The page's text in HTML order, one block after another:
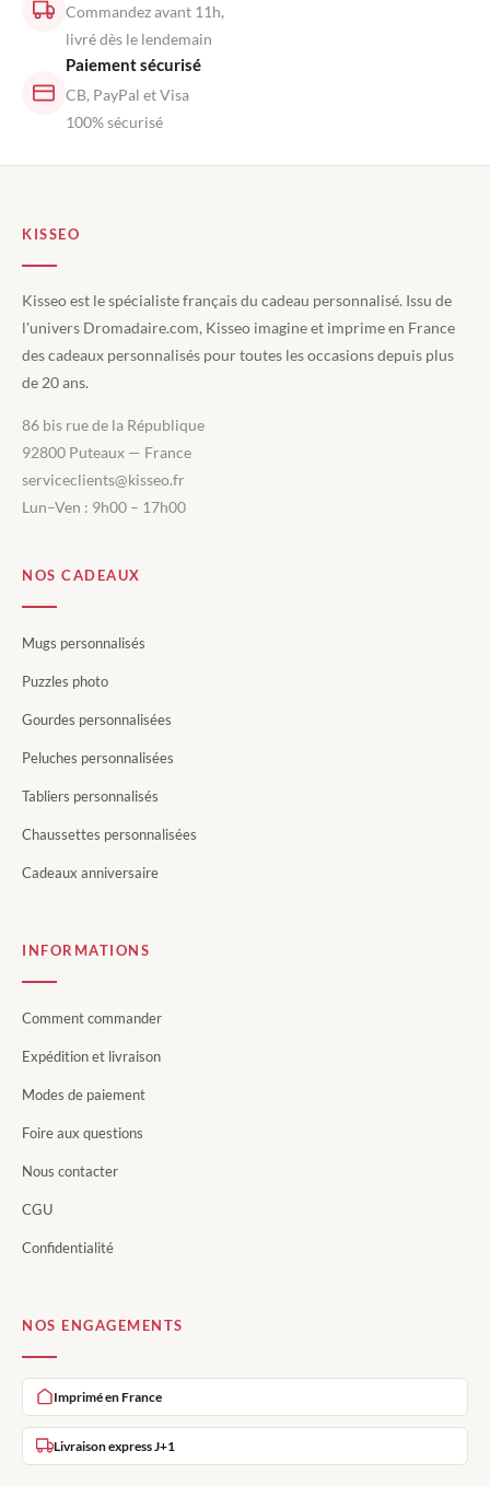
Commandez avant 11h,
livré dès le lendemain
Paiement sécurisé
CB, PayPal et Visa
100% sécurisé
KISSEO
Kisseo est le spécialiste français du cadeau personnalisé. Issu de
l'univers Dromadaire.com, Kisseo imagine et imprime en France
des cadeaux personnalisés pour toutes les occasions depuis plus
de 20 ans.
86 bis rue de la République
92800 Puteaux — France
serviceclients@kisseo.fr
Lun–Ven : 9h00 – 17h00
NOS CADEAUX
Mugs personnalisés
Puzzles photo
Gourdes personnalisées
Peluches personnalisées
Tabliers personnalisés
Chaussettes personnalisées
Cadeaux anniversaire
INFORMATIONS
Comment commander
Expédition et livraison
Modes de paiement
Foire aux questions
Nous contacter
CGU
Confidentialité
NOS ENGAGEMENTS
Imprimé en France
Livraison express J+1